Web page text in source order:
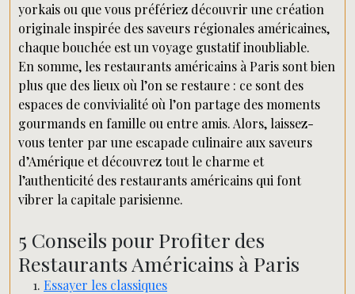
yorkais ou que vous préfériez découvrir une création
originale inspirée des saveurs régionales américaines,
chaque bouchée est un voyage gustatif inoubliable.
En somme, les restaurants américains à Paris sont bien
plus que des lieux où l’on se restaure : ce sont des
espaces de convivialité où l’on partage des moments
gourmands en famille ou entre amis. Alors, laissez-
vous tenter par une escapade culinaire aux saveurs
d’Amérique et découvrez tout le charme et
l’authenticité des restaurants américains qui font
vibrer la capitale parisienne.
5 Conseils pour Profiter des
Restaurants Américains à Paris
Essayer les classiques